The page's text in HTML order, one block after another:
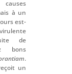
à un
est-
de
bons
.
un